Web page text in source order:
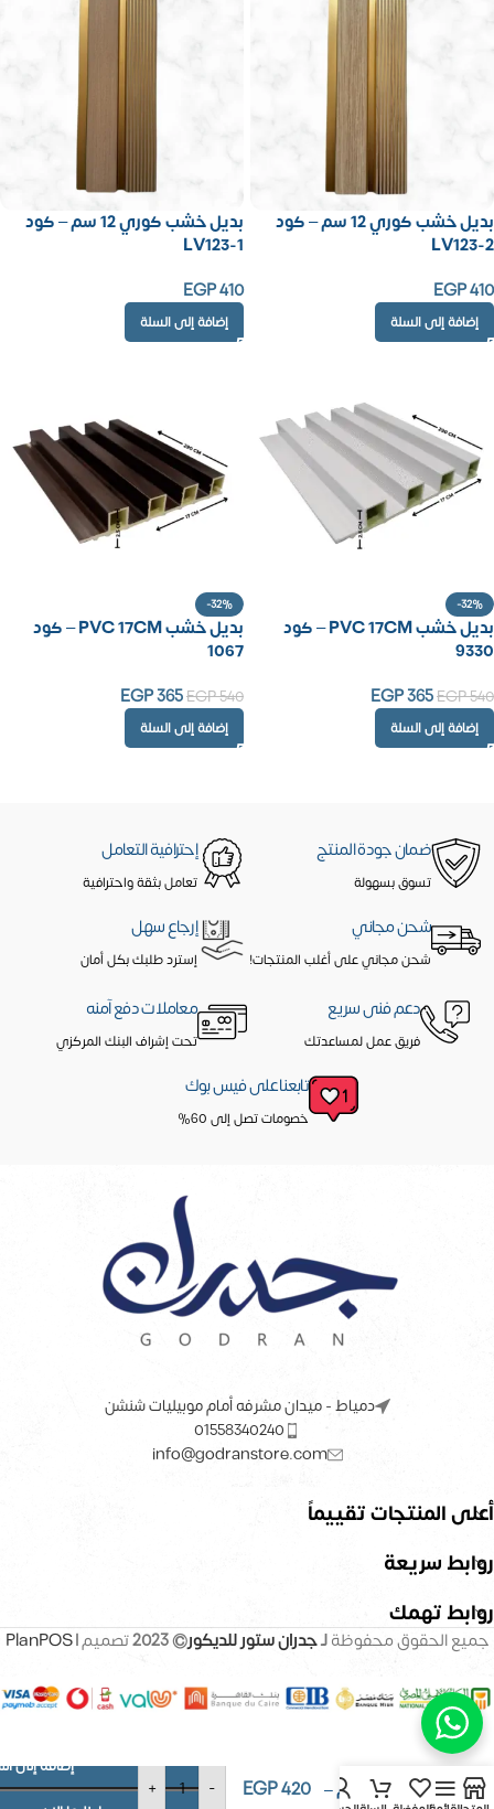
بديل خشب كوري 12 سم – كود
LV123-2
EGP410
إضافة إلى السلة
بديل خشب كوري 12 سم – كود
LV123-1
EGP410
إضافة إلى السلة
-32%
بديل خشب PVC 17CM – كود
9330
EGP540
EGP365
إضافة إلى السلة
-32%
بديل خشب PVC 17CM – كود
1067
EGP540
EGP365
إضافة إلى السلة
ضمان جودة المنتج
تسوق بسهولة
إحترافية التعامل
تعامل بثقة واحترافية
شحن مجاني
شحن مجاني على أغلب المنتجات!
إرجاع سهل
إسترد طلبك بكل أمان
دعم فنى سريع
فريق عمل لمساعدتك
معاملات دفع آمنه
تحت إشراف البنك المركزي
تابعنا على فيس بوك
خصومات تصل إلى 60%
دمياط - ميدان مشرفه أمام موبيليات شنشن
01558340240
info@godranstore.com
أعلى المنتجات تقييماً
روابط سريعة
روابط تهمك
جميع الحقوق محفوظةلـجدران ستور للديكور© 2023 تصميم |PlanPOS
كوري 16 سم –
EGP420
-
+
إضافة إلى